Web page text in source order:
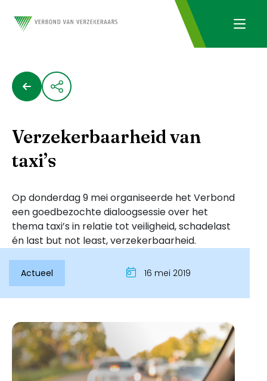
Verzekerbaarheid van
taxi’s
Op donderdag 9 mei organiseerde het Verbond
een goedbezochte dialoogsessie over het
thema taxi’s in relatie tot veiligheid, schadelast
én last but not least, verzekerbaarheid.
Actueel 16 mei 2019